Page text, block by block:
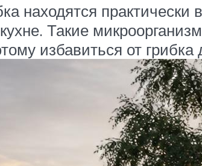
находятся
Такие
избавиться от грибка